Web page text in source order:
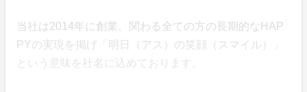
当社は2014年に創業。関わる全ての方の長期的なHAP
PYの実現を掲げ「明日（アス）の笑顔（スマイル）」
という意味を社名に込めております。